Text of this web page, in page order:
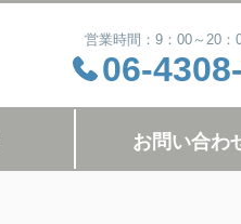
営業時間：9：00～20
06-
お問い合わ